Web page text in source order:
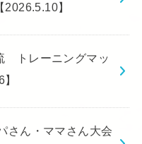
】
トレーニングマッ
さん・ママさん大会